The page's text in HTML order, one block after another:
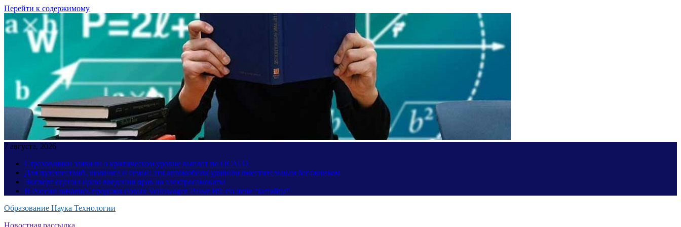
Перейти к содержимому
7 августа, 2026
Страховщики заявили о критическом уровне выплат по ОСАГО
Для путешествий, шопинга и семьи: эти автомобили удивили вместительным багажником
Эксперт оценил идею введения прав на электросамокаты
В России начались продажи новых Volkswagen Passat B9: по цене “китайца”
Образование Наука Технологии
Новостная рассылка